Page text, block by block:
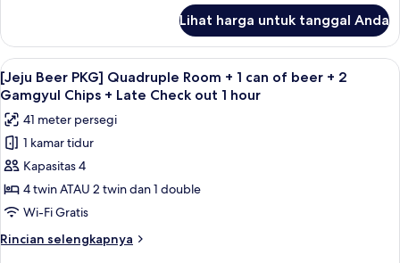
out
1
hour
of
beer
+
2
Gamgyul
Chips
+
Late
Check
out
[Jeju
Beer
PKG]
Deluxe
Room
+
can
of
2
Gamgyul
Lihat harga untuk tanggal Anda
Lihat
semua
foto
untuk
[Jeju
Beer
PKG]
Quadruple
Room
+
Brankas, meja kerja, kedap suara,
5
[Jeju Beer PKG] Quadruple Room + 1 can of beer + 2
Gamgyul Chips + Late Check out 1 hour
41 meter persegi
1 kamar tidur
Kapasitas 4
4 twin ATAU 2 twin dan 1 double
Wi-Fi Gratis
Rincian selengkapnya
Rincian